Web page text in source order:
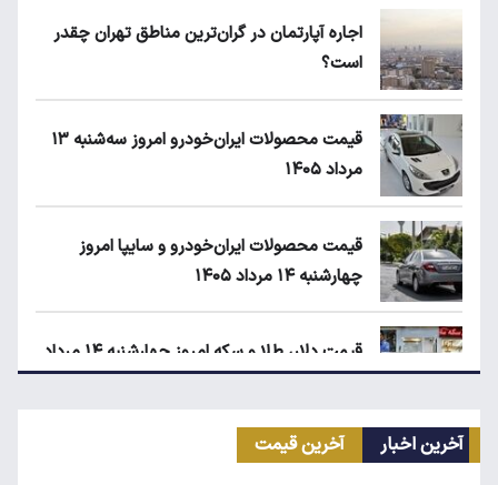
اجاره آپارتمان در گران‌ترین مناطق تهران چقدر
است؟
قیمت محصولات ایران‌خودرو امروز سه‌شنبه ۱۳
مرداد ۱۴۰۵
قیمت محصولات ایران‌خودرو و سایپا امروز
چهارشنبه ۱۴ مرداد ۱۴۰۵
قیمت دلار، طلا و سکه امروز چهارشنبه ۱۴ مرداد
۱۴۰۵
ابلاغیه جدید وزارت کار؛ چه کسانی از فهرست
آخرین اخبار آخرین قیمت